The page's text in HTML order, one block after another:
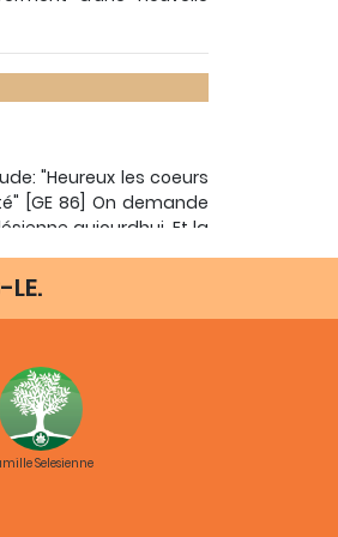
"Heureux les coeurs
[GE 86] On demande
aujourdhui. Et la
se salir ou
toujours ouvert le feu
de conscience
souvent aux
fréquemment,
secret et la force du
LE.
Selesienne